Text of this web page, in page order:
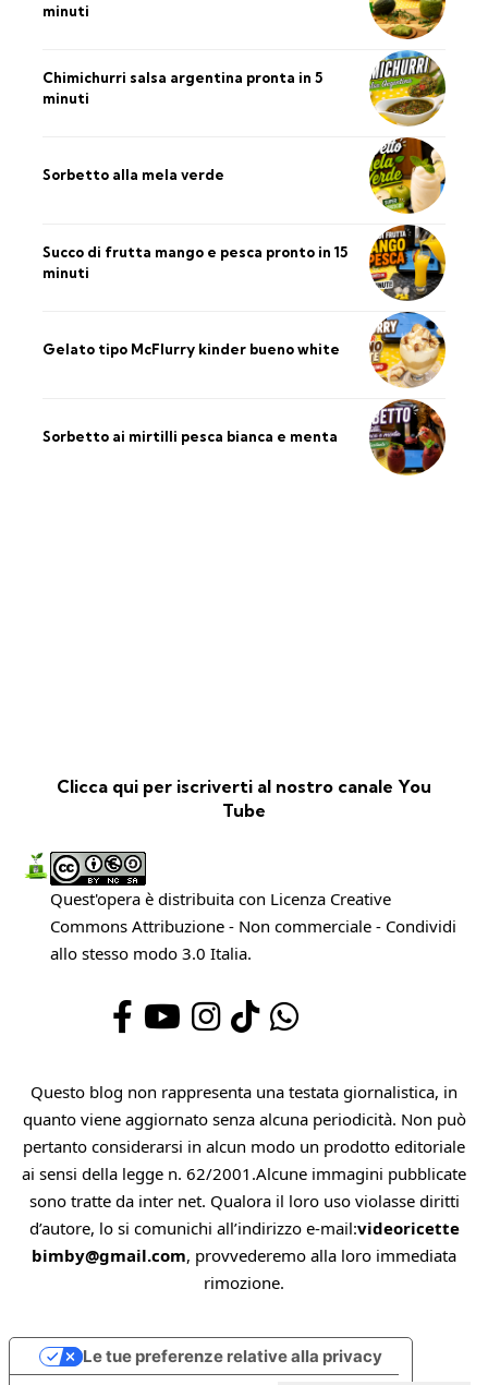
minuti
Chimichurri salsa argentina pronta in 5
minuti
Sorbetto alla mela verde
Succo di frutta mango e pesca pronto in 15
minuti
Gelato tipo McFlurry kinder bueno white
Sorbetto ai mirtilli pesca bianca e menta
Clicca qui per iscriverti al nostro canale You
Tube
Quest'opera è distribuita con Licenza Creative
Commons Attribuzione - Non commerciale - Condividi
allo stesso modo 3.0 Italia.
Questo blog non rappresenta una testata giornalistica, in
quanto viene aggiornato senza alcuna periodicità. Non può
pertanto considerarsi in alcun modo un prodotto editoriale
ai sensi della legge n. 62/2001.Alcune immagini pubblicate
sono tratte da inter net. Qualora il loro uso violasse diritti
d’autore, lo si comunichi all’indirizzo e-mail:videoricette
bimby@gmail.com, provvederemo alla loro immediata
rimozione.
Le tue preferenze relative alla privacy